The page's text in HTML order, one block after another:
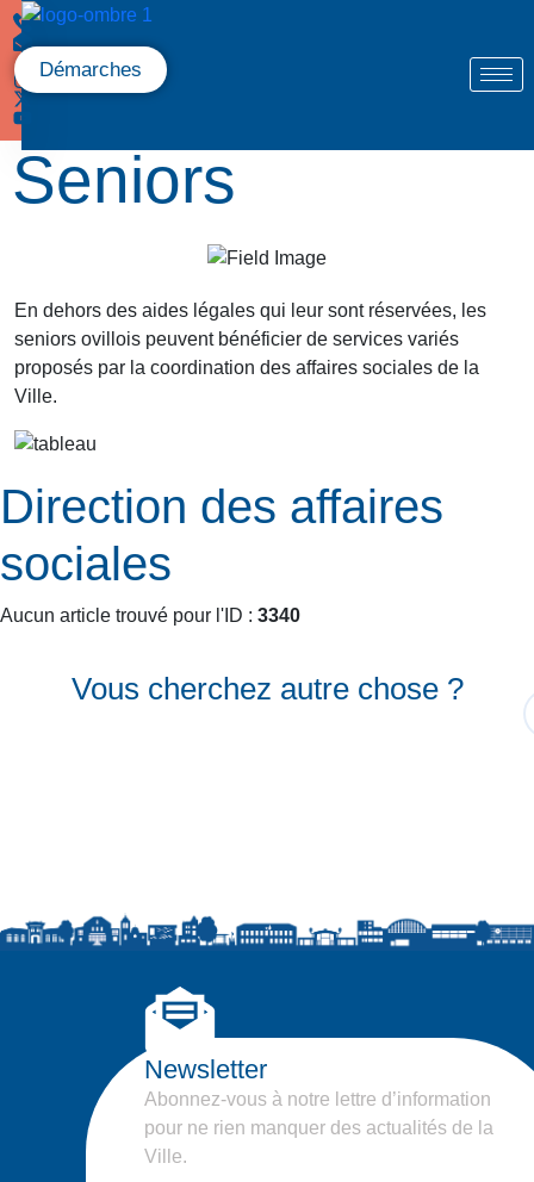
Démarches
Seniors
En dehors des aides légales qui leur sont réservées, les
seniors ovillois peuvent bénéficier de services variés
proposés par la coordination des affaires sociales de la
Ville.
Direction des affaires
sociales
Aucun article trouvé pour l'ID : 3340
Vous cherchez autre chose ?
Newsletter
Abonnez-vous à notre lettre d’information
pour ne rien manquer des actualités de la
Ville.